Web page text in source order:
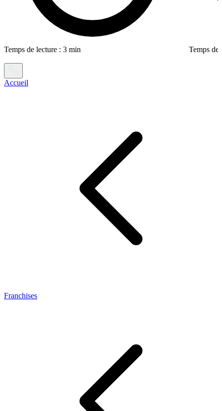
Temps de lecture : 3 min Temps de
Accueil
Franchises